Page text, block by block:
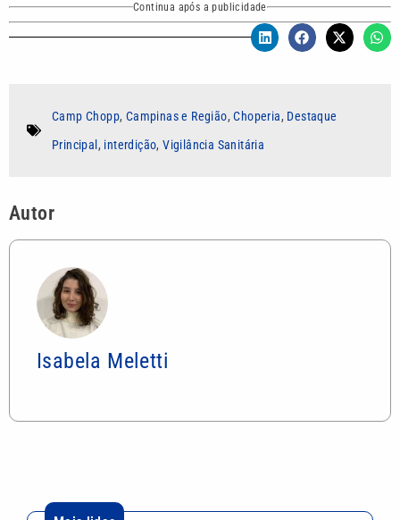
Continua após a publicidade
Camp Chopp, Campinas e Região,Choperia, Destaque
Principal , interdição,Vigilância Sanitária
Autor
Isabela Meletti